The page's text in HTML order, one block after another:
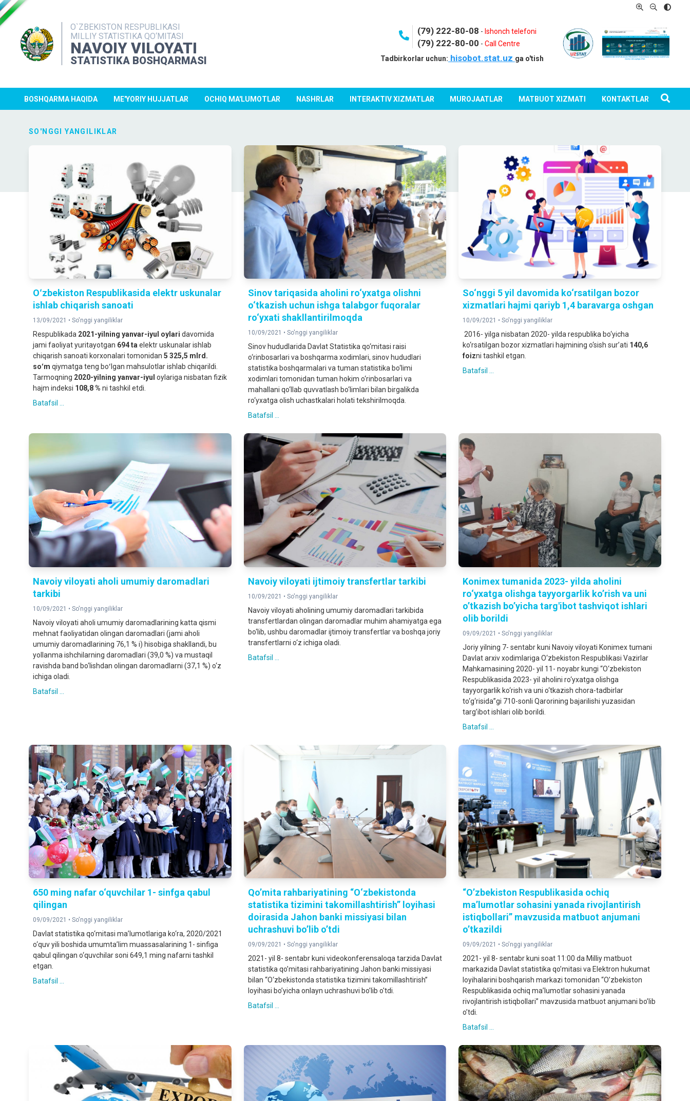
O`ZBEKISTON RESPUBLIKASI
MILLIY STATISTIKA QO‘MITASI
NAVOIY VILOYATI
STATISTIKA BOSHQARMASI
(79) 222-80-08 - Ishonch telefoni
(79) 222-80-00 -Call Centre
Tadbirkorlar uchun: hisobot.stat.uz ga o'tish
BOSHQARMA HAQIDA ME'YORIY HUJJATLAR OCHIQ MA'LUMOTLAR NASHRLAR INTERAKTIV XIZMATLAR MUROJAATLAR MATBUOT XIZMATI KONTAKTLAR
SO'NGGI YANGILIKLAR
Oʻzbekiston Respublikasida elektr uskunalar
ishlab chiqarish sanoati
13/09/2021 • So'nggi yangiliklar
Respublikada 2021-yilning yanvar-iyul oylari davomida
jami faoliyat yuritayotgan 694 taelektr uskunalar ishlab
chiqarish sanoati korxonalari tomonidan 5 325,5 mlrd.
soʻm qiymatga teng boʻlgan mahsulotlar ishlab chiqarildi.
Tarmoqning 2020-yilning yanvar-iyul oylariga nisbatan fizik
hajm indeksi 108,8 % ni tashkil etdi.
Batafsil ...
Sinov tariqasida aholini ro‘yxatga olishni
o‘tkazish uchun ishga talabgor fuqoralar
ro‘yxati shakllantirilmoqda
10/09/2021 • So'nggi yangiliklar
Sinov hududlarida Davlat Statistika qo‘mitasi raisi
o‘rinbosarlari va boshqarma xodimlari, sinov hududlari
statistika boshqarmalari va tuman statistika bo‘limi
xodimlari tomonidan tuman hokim o‘rinbosarlari va
mahallani qo‘llab quvvatlash bo‘limlari bilan birgalikda
ro‘yxatga olish uchastkalari holati tekshirilmoqda.
Batafsil ...
So‘nggi 5 yil davomida ko‘rsatilgan bozor
xizmatlari hajmi qariyb 1,4 baravarga oshgan
10/09/2021 •So'nggi yangiliklar
2016- yilga nisbatan 2020- yilda respublika bo‘yicha
ko‘rsatilgan bozor xizmatlari hajmining o‘sish sur’ati 140,6
foizni tashkil etgan.
Batafsil ...
Navoiy viloyati aholi umumiy daromadlari
tarkibi
10/09/2021 • So'nggi yangiliklar
Navoiy viloyati aholi umumiy daromadlarining katta qismi
mehnat faoliyatidan olingan daromadlari (jami aholi
umumiy daromadlarining 76,1 % i) hisobiga shakllandi, bu
yollanma ishchilarning daromadlari (39,0 %) va mustaqil
ravishda band bo‘lishdan olingan daromadlarni (37,1 %) o‘z
ichiga oladi.
Batafsil ...
Navoiy viloyati ijtimoiy transfertlar tarkibi
10/09/2021 • So'nggi yangiliklar
Navoiy viloyati aholining umumiy daromadlari tarkibida
transfertlardan olingan daromadlar muhim ahamiyatga ega
bo‘lib, ushbu daromadlar ijtimoiy transfertlar va boshqa joriy
transfertlarni o‘z ichiga oladi.
Batafsil ...
Konimex tumanida 2023- yilda aholini
ro‘yxatga olishga tayyorgarlik ko’rish va uni
o’tkazish bo’yicha targ'ibot tashviqot ishlari
olib borildi
09/09/2021 •So'nggi yangiliklar
Joriy yilning 7- sentabr kuni Navoiy viloyati Konimex tumani
Davlat arxiv xodimlariga O‘zbekiston Respublikasi Vazirlar
Mahkamasining 2020- yil 11- noyabr kungi “O‘zbekiston
Respublikasida 2023- yil aholini ro‘yxatga olishga
tayyorgarlik ko‘rish va uni o‘tkazish chora-tadbirlar
to‘g‘risida”gi 710-sonli Qarorining bajarilishi yuzasidan
targ’ibot ishlari olib borildi.
Batafsil ...
650 ming nafar o‘quvchilar 1- sinfga qabul
qilingan
09/09/2021 • So'nggi yangiliklar
Davlat statistika qo‘mitasi ma’lumotlariga ko‘ra, 2020/2021
o‘quv yili boshida umumta’lim muassasalarining 1- sinfiga
qabul qilingan o‘quvchilar soni 649,1 ming nafarni tashkil
etgan.
Batafsil ...
Qo’mita rahbariyatining “O‘zbekistonda
statistika tizimini takomillashtirish” loyihasi
doirasida Jahon banki missiyasi bilan
uchrashuvi bo’lib o’tdi
09/09/2021 • So'nggi yangiliklar
2021- yil 8- sentabr kuni videokonferensaloqa tarzida Davlat
statistika qo’mitasi rahbariyatining Jahon banki missiyasi
bilan “O‘zbekistonda statistika tizimini takomillashtirish”
loyihasi bo’yicha onlayn uchrashuvi bo’lib o'tdi.
Batafsil ...
“O’zbekiston Respublikasida ochiq
ma’lumotlar sohasini yanada rivojlantirish
istiqbollari” mavzusida matbuot anjumani
o’tkazildi
09/09/2021 •So'nggi yangiliklar
2021- yil 8- sentabr kuni soat 11:00 da Milliy matbuot
markazida Davlat statistika qo’mitasi va Elektron hukumat
loyihalarini boshqarish markazi tomonidan “O’zbekiston
Respublikasida ochiq ma’lumotlar sohasini yanada
rivojlantirish istiqbollari” mavzusida matbuot anjumani bo’lib
o’tdi.
Batafsil ...